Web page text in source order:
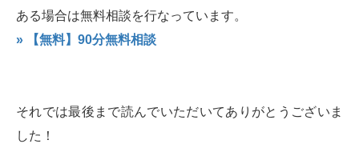
ある場合は無料相談を行なっています。
» 【無料】90分無料相談
それでは最後まで読んでいただいてありがとうございま
した！